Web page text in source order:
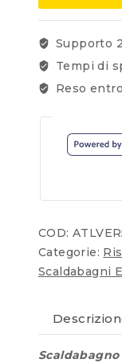
Supporto
Tempi di
Reso
COD:
Categorie:
Scaldabagni